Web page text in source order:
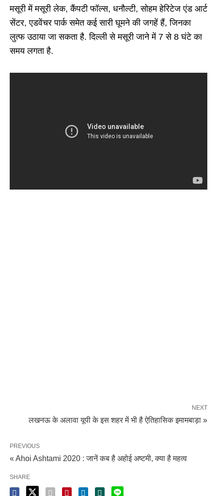
मसूरी में मसूरी लेक, कैंपटी फॉल्स, धनौल्टी, सोहम हेरिटेज एंड आर्ट
सेंटर, एडवेंचर पार्क समेत कई सारी घूमने की जगहें हैं, जिनका
लुत्फ उठाया जा सकता है. दिल्ली से मसूरी जाने में 7 से 8 घंटे का
समय लगता है.
NEXT
लखनऊ के अलावा यूपी के इस शहर में भी है ऐतिहासिक इमामबाड़ा »
PREVIOUS
« Ahoi Ashtami 2020 : जानें कब है अहोई अष्टमी, क्या है महत्व
SHARE